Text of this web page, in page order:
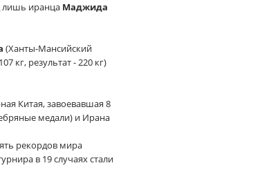
лишь иранца Маджида
(Ханты-Мансийский
кг, результат - 220 кг)
Китая, завоевавшая 8
медали) и Ирана
рекордов мира
в 19 случаях стали